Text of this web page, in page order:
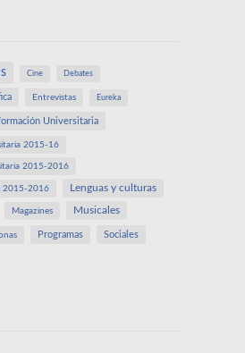
Cine Debates
Entrevistas Eureka
Universitaria
2015-16
2015-2016
2015-2016 Lenguas y culturas
Magazines Musicales
Programas Sociales